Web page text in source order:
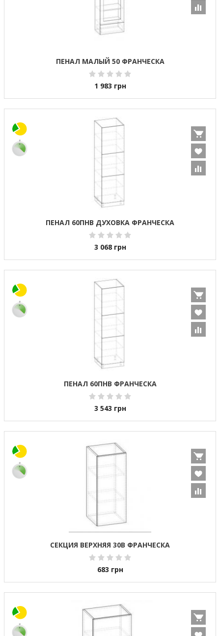
ПЕНАЛ МАЛЫЙ 50 ФРАНЧЕСКА
1 983 грн
ПЕНАЛ 60ПНВ ДУХОВКА ФРАНЧЕСКА
3 068 грн
ПЕНАЛ 60ПНВ ФРАНЧЕСКА
3 543 грн
СЕКЦИЯ ВЕРХНЯЯ 30В ФРАНЧЕСКА
683 грн